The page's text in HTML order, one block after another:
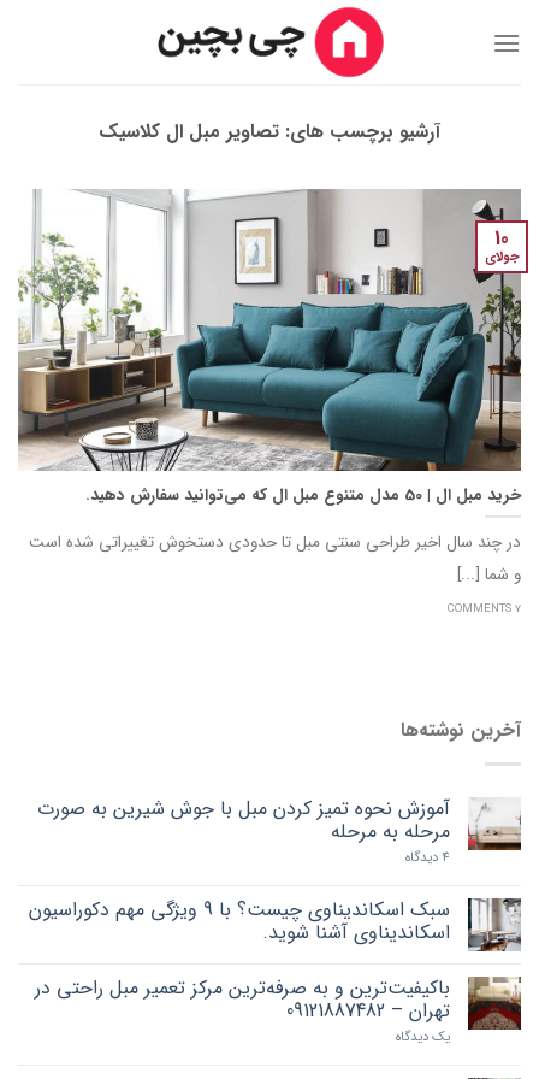
آرشیو برچسب های: تصاویر مبل ال کلاسیک
خرید مبل ال | 50 مدل متنوع مبل ال که می‌توانید سفارش دهید.
در چند سال اخیر طراحی سنتی مبل تا حدودی دستخوش تغییراتی شده است
و شما [...]
7 COMMENTS
10
جولای
آخرین نوشته‌ها
آموزش نحوه تمیز کردن مبل با جوش شیرین به صورت
مرحله به مرحله
4 دیدگاه
سبک اسکاندیناوی چیست؟ با 9 ویژگی مهم دکوراسیون
اسکاندیناوی آشنا شوید.
باکیفیت‌ترین و به صرفه‌ترین مرکز تعمیر مبل راحتی در
تهران – 09121887482
یک دیدگاه